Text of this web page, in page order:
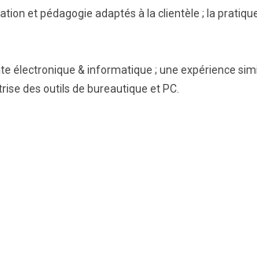
et pédagogie adaptés à la clientèle ; la
électronique & informatique ; une expérience
des outils de bureautique et PC.